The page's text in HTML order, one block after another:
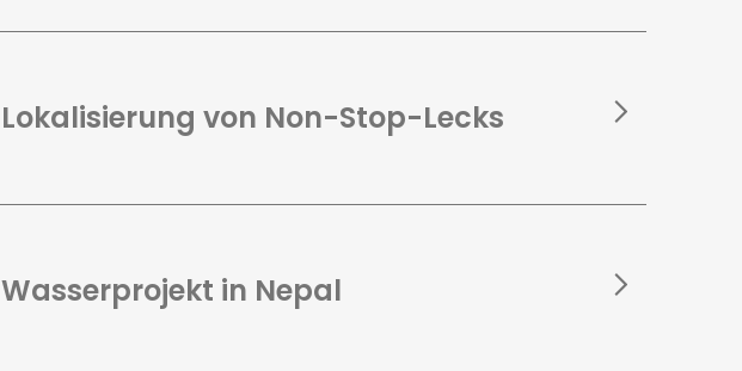
Lokalisierung von Non-Stop-Lecks
Wasserprojekt in Nepal